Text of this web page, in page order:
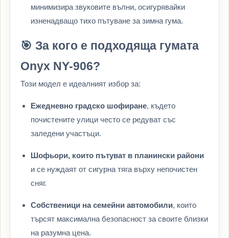
минимизира звуковите вълни, осигурявайки
изненадващо тихо пътуване за зимна гума.
🎯 За кого е подходяща гумата
Onyx NY-906?
Този модел е идеалният избор за:
Ежедневно градско шофиране, където
почистените улици често се редуват със
заледени участъци.
Шофьори, които пътуват в планински райони
и се нуждаят от сигурна тяга върху непочистен
сняг.
Собственици на семейни автомобили, които
търсят максимална безопасност за своите близки
на разумна цена.